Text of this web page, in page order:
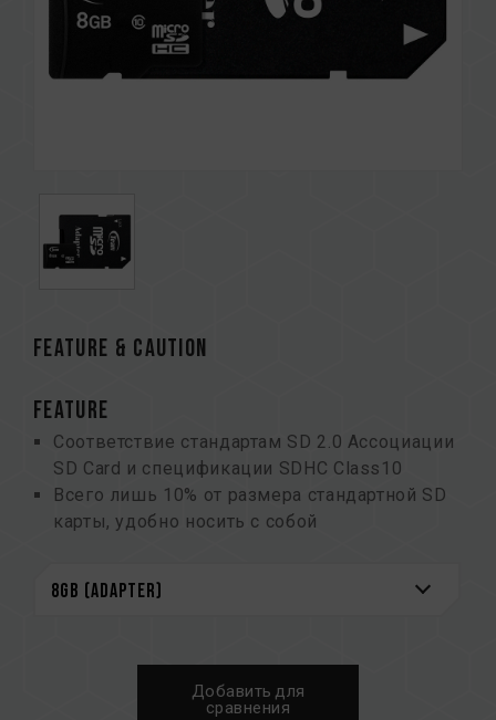
FEATURE & CAUTION
FEATURE
Соответствие стандартам SD 2.0 Ассоциации
SD Card и спецификации SDHC Class10
Всего лишь 10% от размера стандартной SD
карты, удобно носить с собой
Добавить для
сравнения